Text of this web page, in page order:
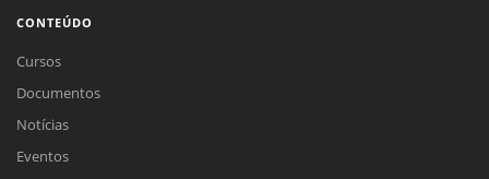
CONTEÚDO
Cursos
Documentos
Notícias
Eventos